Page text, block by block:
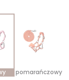
pomarańczowy